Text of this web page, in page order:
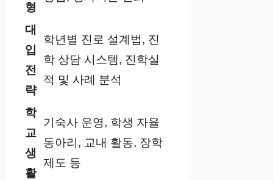
형
대
입
전
략
학년별 진로 설계법, 진
학 상담 시스템, 진학실
적 및 사례 분석
학
교
생
활
기숙사 운영, 학생 자율
동아리, 교내 활동, 장학
제도 등